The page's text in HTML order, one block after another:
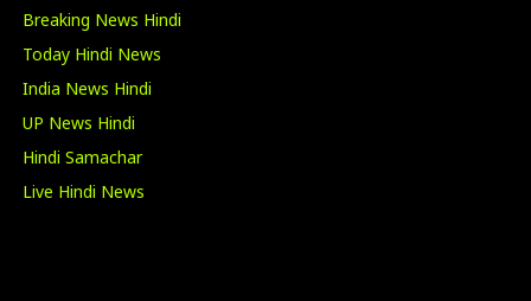
Breaking News Hindi
Today Hindi News
India News Hindi
UP News Hindi
Hindi Samachar
Live Hindi News